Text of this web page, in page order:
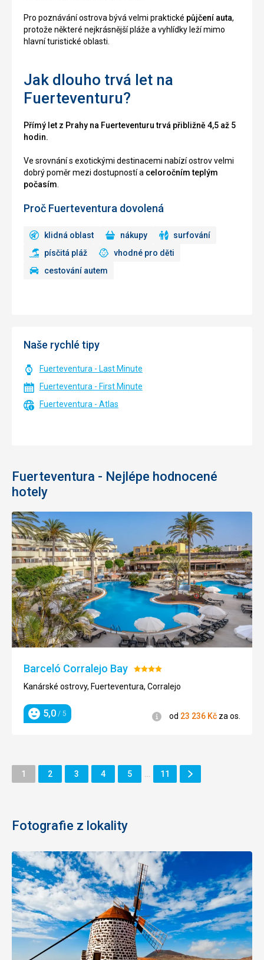
Pro poznávání ostrova bývá velmi praktické půjčení auta,
protože některé nejkrásnější pláže a vyhlídky leží mimo
hlavní turistické oblasti.
Jak dlouho trvá let na
Fuerteventuru?
Přímý let z Prahy na Fuerteventuru trvá přibližně 4,5 až 5
hodin.
Ve srovnání s exotickými destinacemi nabízí ostrov velmi
dobrý poměr mezi dostupností a celoročním teplým
počasím
Proč Fuerteventura dovolená
klidná oblast nákupy
surfování
písčitá pláž
vhodné pro děti
cestování autem
Naše rychlé tipy
Fuerteventura - Last Minute
Fuerteventura - First Minute
Fuerteventura - Atlas
Fuerteventura - Nejlépe hodnocené
hotely
Barceló Corralejo Bay Hodnocení:
4/5
Kanárské ostrovy, Fuerteventura, Corralejo
Hodnocení
5,0 / 5 Informace
od 23 236 Kč za os.
Stránka
1 Stránka
2 Stránka
3 Stránka
4 Stránka
5 Stránka
11
Další
Stránka
Fotografie z lokality